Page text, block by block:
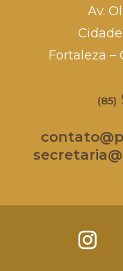
Av.
Fortaleza –
(85)